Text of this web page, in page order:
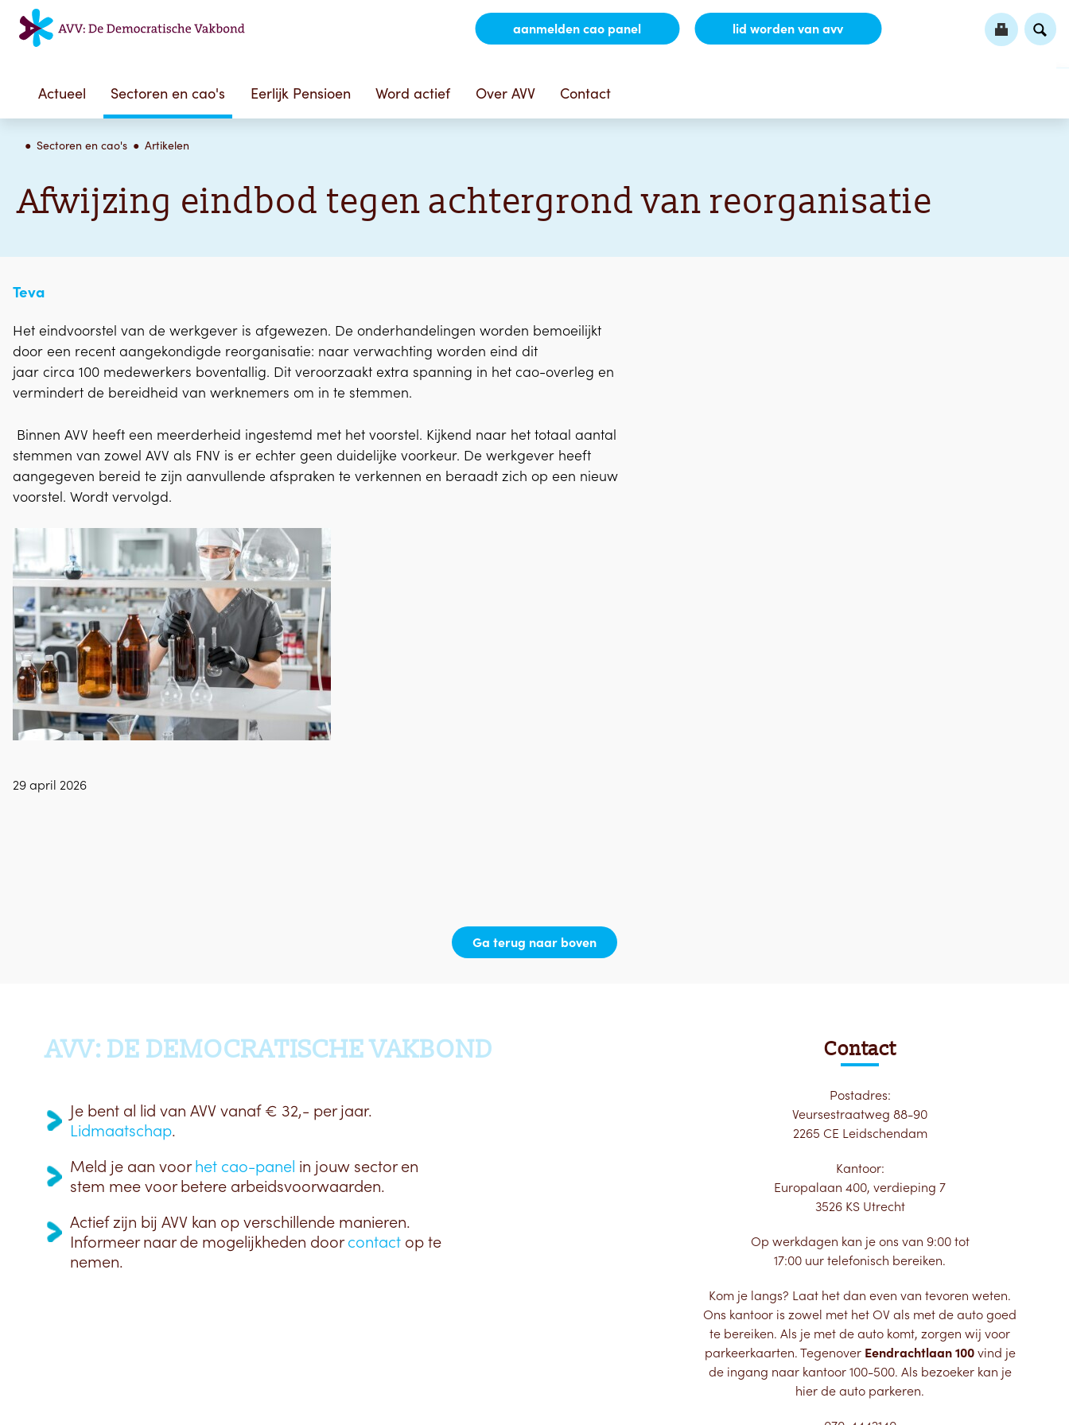
aanmelden cao panel lid worden van avv
Actueel Sectoren en cao's Eerlijk Pensioen Word actief Over AVV Contact
Sectoren en cao's Artikelen
Afwijzing eindbod tegen achtergrond van reorganisatie
Teva
Het eindvoorstel van de werkgever is afgewezen. De onderhandelingen worden bemoeilijkt
door een recent aangekondigde reorganisatie: naar verwachting worden eind dit
jaar circa 100 medewerkers boventallig. Dit veroorzaakt extra spanning in het cao-overleg en
vermindert de bereidheid van werknemers om in te stemmen.
Binnen AVV heeft een meerderheid ingestemd met het voorstel. Kijkend naar het totaal aantal
stemmen van zowel AVV als FNV is er echter geen duidelijke voorkeur. De werkgever heeft
aangegeven bereid te zijn aanvullende afspraken te verkennen en beraadt zich op een nieuw
voorstel. Wordt vervolgd.
29 april 2026
Ga terug naar boven
AVV: DE DEMOCRATISCHE VAKBOND
Je bent al lid van AVV vanaf € 32,- per jaar.
Lidmaatschap.
Meld je aan voorhet cao-panel in jouw sector en
stem mee voor betere arbeidsvoorwaarden.
Actief zijn bij AVV kan op verschillende manieren.
Informeer naar de mogelijkheden doorcontact op te
nemen.
Contact
Postadres:
Veursestraatweg 88-90
2265 CE Leidschendam
Kantoor:
Europalaan 400, verdieping 7
3526 KS Utrecht
Op werkdagen kan je ons van 9:00 tot
17:00 uur telefonisch bereiken.
Kom je langs? Laat het dan even van tevoren weten.
Ons kantoor is zowel met het OV als met de auto goed
te bereiken. Als je met de auto komt, zorgen wij voor
parkeerkaarten. Tegenover Eendrachtlaan 100vind je
de ingang naar kantoor 100-500. Als bezoeker kan je
hier de auto parkeren.